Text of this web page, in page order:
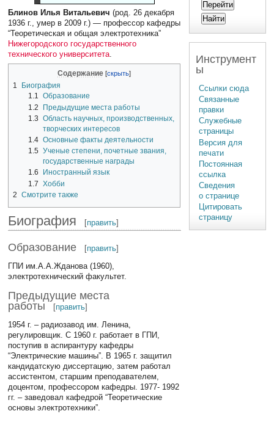
Блинов Илья Витальевич (род. 26 декабря
1936 г., умер в 2009 г.) — профессор кафедры
“Теоретическая и общая электротехника”
Нижегородского государственного
технического университета.
Содержание
1
Биография
1.1 Образование
1.2
Предыдущие места работы
1.3 Область научных, производственных,
творческих интересов
1.4 Основные факты деятельности
1.5 Ученые степени, почетные звания,
государственные награды
1.6
Иностранный язык
1.7 Хобби
2
Смотрите также
Биография [править]
Образование [править]
ГПИ им.А.А.Жданова (1960),
электротехнический факультет.
Предыдущие места
работы
[править]
1954 г. – радиозавод им. Ленина,
регулировщик. С 1960 г. работает в ГПИ,
поступив в аспирантуру кафедры
“Электрические машины”. В 1965 г. защитил
кандидатскую диссертацию, затем работал
ассистентом, старшим преподавателем,
доцентом, профессором кафедры. 1977- 1992
гг. – заведовал кафедрой “Теоретические
основы электротехники”.
Инструмент
ы
Ссылки сюда
Связанные
правки
Служебные
страницы
Версия для
печати
Постоянная
ссылка
Сведения
о странице
Цитировать
страницу